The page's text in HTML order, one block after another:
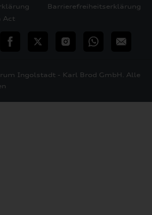
Barrierefreiheitserklärung
Act
teilen Twitter InstagramWhatsApp
E-
Ingolstadt - Karl Brod GmbH. Alle